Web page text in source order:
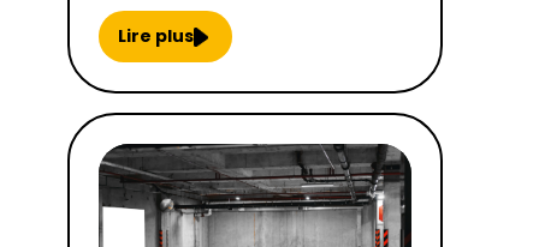
Lire plus